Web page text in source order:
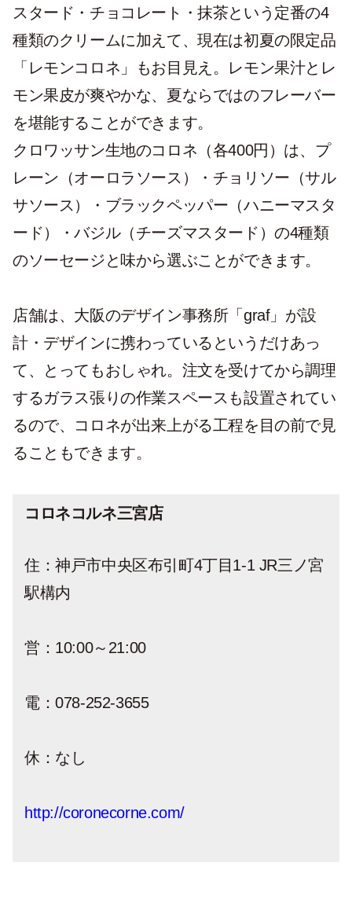
スタード・チョコレート・抹茶という定番の4
種類のクリームに加えて、現在は初夏の限定品
「レモンコロネ」もお目見え。レモン果汁とレ
モン果皮が爽やかな、夏ならではのフレーバー
を堪能することができます。
クロワッサン生地のコロネ（各400円）は、プ
レーン（オーロラソース）・チョリソー（サル
サソース）・ブラックペッパー（ハニーマスタ
ード）・バジル（チーズマスタード）の4種類
のソーセージと味から選ぶことができます。
店舗は、大阪のデザイン事務所「graf」が設
計・デザインに携わっているというだけあっ
て、とってもおしゃれ。注文を受けてから調理
するガラス張りの作業スペースも設置されてい
るので、コロネが出来上がる工程を目の前で見
ることもできます。
コロネコルネ三宮店
住：神戸市中央区布引町4丁目1-1 JR三ノ宮
駅構内
営：10:00～21:00
電：078-252-3655
休：なし
http://coronecorne.com/